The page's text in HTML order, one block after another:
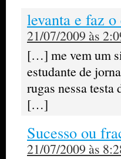
levanta e faz
21/07/2009 às
[…] me vem um
estudante de
rugas nessa
[…]
Sucesso ou
21/07/2009 às